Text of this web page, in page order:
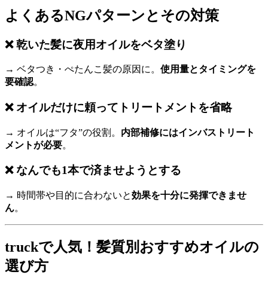
よくあるNGパターンとその対策
❌ 乾いた髪に夜用オイルをベタ塗り
→ ベタつき・ぺたんこ髪の原因に。 使用量とタイミングを
要確認。
❌ オイルだけに頼ってトリートメントを省略
→ オイルは“フタ”の役割。 内部補修にはインバストリート
メントが必要。
❌ なんでも1本で済ませようとする
→ 時間帯や目的に合わないと効果を十分に発揮できませ
ん。
truckで人気！髪質別おすすめオイルの
選び方